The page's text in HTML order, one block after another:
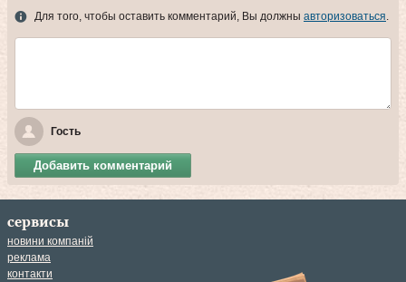
Для того, чтобы оставить комментарий, Вы должны авторизоваться
Гость
Добавить комментарий
сервисы
новини компаній
реклама
контакти